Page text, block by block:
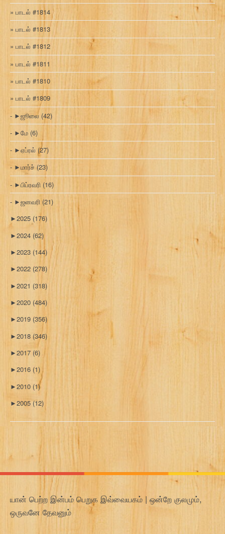
பாடல் #1814
பாடல் #1813
பாடல் #1812
பாடல் #1811
பாடல் #1810
பாடல் #1809
►ஜூலை (42)
►மே (6)
►ஏப்ரல் (27)
►மார்ச் (23)
►பிப்ரவரி (16)
►ஜனவரி (21)
►2025 (176)
►2024 (62)
►2023 (144)
►2022 (278)
►2021 (318)
►2020 (484)
►2019 (356)
►2018 (346)
►2017 (6)
►2016 (1)
►2010 (1)
►2005(12)
யான் பெற்ற இன்பம் பெறுக இவ்வையகம் | ஒன்றே குலமும்,
ஒருவனே தேவனும்